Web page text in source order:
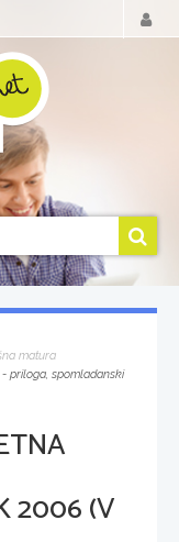
matura
priloga, spomladanski
2006 (V